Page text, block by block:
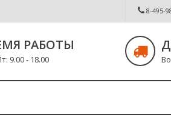
8-495-
РАБОТЫ
9.00 - 18.00